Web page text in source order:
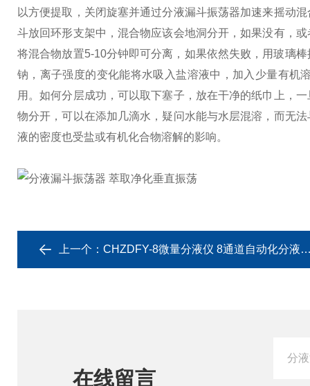
以方便提取，关闭旋塞并通过分液漏斗振荡器加速来摇动
斗放回环形支架中，混合物应该会地洞分开，如果没有，
将混合物放置5-10分钟即可分离，如果依然失败，用玻璃
钠，离子强度的变化能将水吸入盐溶液中，加入少量有机
用。如何分层成功，可以取下塞子，放在干净的纸巾上，
物分开，可以在添加几滴水，疑问水能与水层混溶，而无
液的密度也受盐或有机化合物溶解的影响。
上一个： CHZDFY-8微量分液仪 8通道自动化分液精密蠕动泵
在线留言